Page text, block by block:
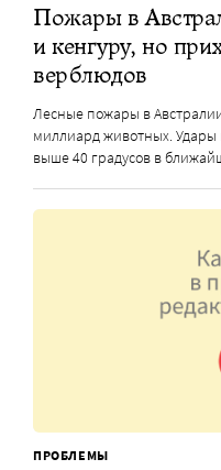
Пожары в
и кенгуру, но
верблюдов
Лесные пожары в
миллиард животных.
выше 40 градусов в
ПРОБЛЕМЫ